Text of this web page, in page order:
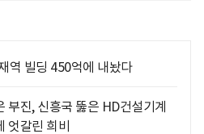
역 빌딩 450억에 내놨다
부진, 신흥국 뚫은 HD건설기계
엇갈린 희비